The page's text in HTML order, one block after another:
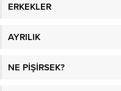
ERKEKLER
AYRILIK
NE PİŞİRSEK?